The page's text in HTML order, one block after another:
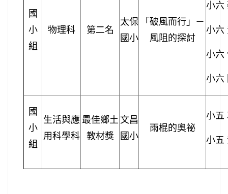
國
小
組
物理科 第二名
太保
國小
「破風而行」－
風阻的探討
小六
小六
小六
小六
國
小
組
生活與應
用科學科
最佳鄉土
教材獎
文昌
國小
雨棍的奧祕
小五
小五